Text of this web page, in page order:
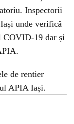
Inspectorii
unde verifică
COVID-19 dar și
de rentier
APIA Iași.